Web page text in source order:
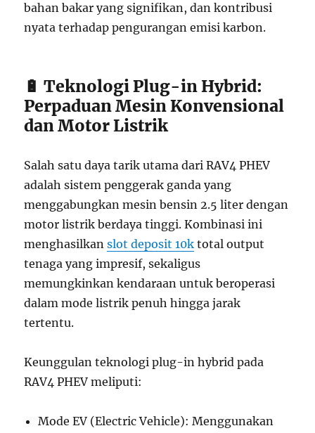
bahan bakar yang signifikan, dan kontribusi
nyata terhadap pengurangan emisi karbon.
🔋 Teknologi Plug-in Hybrid:
Perpaduan Mesin Konvensional
dan Motor Listrik
Salah satu daya tarik utama dari RAV4 PHEV
adalah sistem penggerak ganda yang
menggabungkan mesin bensin 2.5 liter dengan
motor listrik berdaya tinggi. Kombinasi ini
menghasilkanslot deposit 10k total output
tenaga yang impresif, sekaligus
memungkinkan kendaraan untuk beroperasi
dalam mode listrik penuh hingga jarak
tertentu.
Keunggulan teknologi plug-in hybrid pada
RAV4 PHEV meliputi:
Mode EV (Electric Vehicle): Menggunakan